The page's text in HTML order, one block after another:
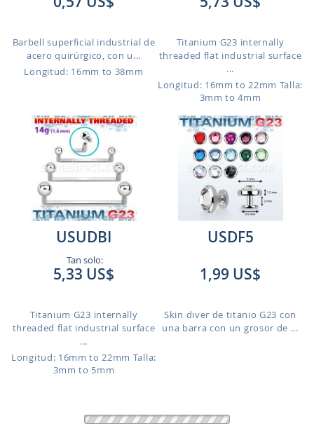
Barbell superficial industrial de
acero quirúrgico, con u...
Longitud: 16mm to 38mm
Titanium G23 internally
threaded flat industrial surface
...
Longitud: 16mm to 22mm Talla:
3mm to 4mm
USUDBI
Tan solo:
5,33 US$
Titanium G23 internally
threaded flat industrial surface
...
Longitud: 16mm to 22mm Talla:
3mm to 5mm
USDF5
1,99 US$
Skin diver de titanio G23 con
una barra con un grosor de ...